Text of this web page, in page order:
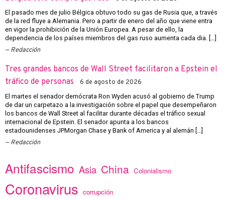
El pasado mes de julio Bélgica obtuvo todo su gas de Rusia que, a través
de la red fluye a Alemania. Pero a partir de enero del año que viene entra
en vigor la prohibición de la Unión Europea. A pesar de ello, la
dependencia de los países miembros del gas ruso aumenta cada dia. […]
Redacción
Tres grandes bancos de Wall Street facilitaron a Epstein el
tráfico de personas
6 de agosto de 2026
El martes el senador demócrata Ron Wyden acusó al gobierno de Trump
de dar un carpetazo a la investigación sobre el papel que desempeñaron
los bancos de Wall Street al facilitar durante décadas el tráfico sexual
internacional de Epstein. El senador apunta a los bancos
estadounidenses JPMorgan Chase y Bank of America y al alemán […]
Redacción
Antifascismo Asia China Colonialismo
Coronavirus corrupción